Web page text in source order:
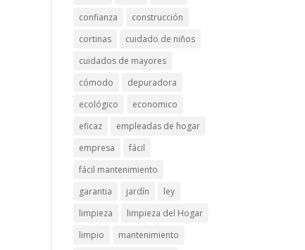
confianza
construcción
cortinas
cuidado de niños
cuidados de mayores
cómodo
depuradora
ecológico
economico
eficaz
empleadas de hogar
empresa
fácil
fácil mantenimiento
garantia
jardín
ley
limpieza
limpieza del Hogar
limpio
mantenimiento